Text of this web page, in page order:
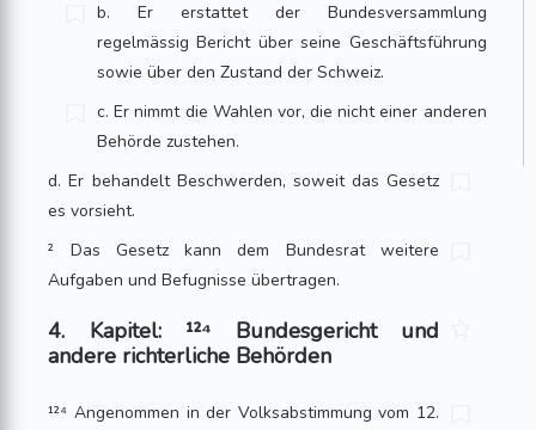
b. Er erstattet der Bundesversammlung
regelmässig Bericht über seine Geschäftsführung
sowie über den Zustand der Schweiz.
c. Er nimmt die Wahlen vor, die nicht einer anderen
Behörde zustehen.
d. Er behandelt Beschwerden, soweit das Gesetz
es vorsieht.
² Das Gesetz kann dem Bundesrat weitere
Aufgaben und Befugnisse übertragen.
4. Kapitel: ¹²⁴ Bundesgericht und
andere richterliche Behörden
¹²⁴ Angenommen in der Volksabstimmung vom 12.